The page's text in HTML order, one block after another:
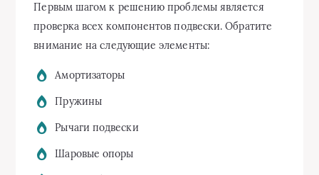
Первым шагом к решению проблемы является
проверка всех компонентов подвески. Обратите
внимание на следующие элементы:
Амортизаторы
Пружины
Рычаги подвески
Шаровые опоры